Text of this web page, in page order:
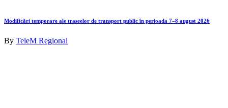
Modificări temporare ale traseelor de transport public în perioada 7–8 august 2026
By TeleM Regional